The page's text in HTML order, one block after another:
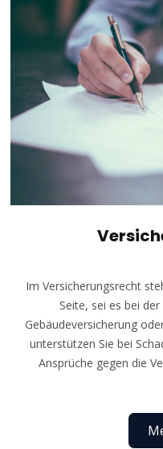
Im Versicherungsrecht
Seite, sei es bei
Gebäudeversicherung
unterstützen Sie bei
Ansprüche gegen die